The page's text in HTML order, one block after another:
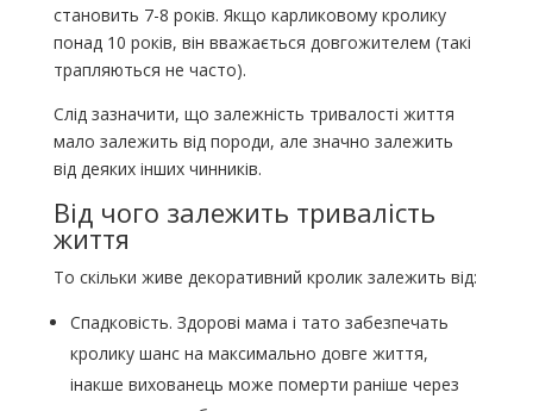
становить 7-8 років. Якщо карликовому кролику
понад 10 років, він вважається довгожителем (такі
трапляються не часто).
Слід зазначити, що залежність тривалості життя
мало залежить від породи, але значно залежить
від деяких інших чинників.
Від чого залежить тривалість
життя
То скільки живе декоративний кролик залежить від:
Спадковість. Здорові мама і тато забезпечать
кролику шанс на максимально довге життя,
інакше вихованець може померти раніше через